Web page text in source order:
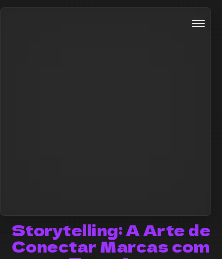
Storytelling: A Arte de
Conectar Marcas com